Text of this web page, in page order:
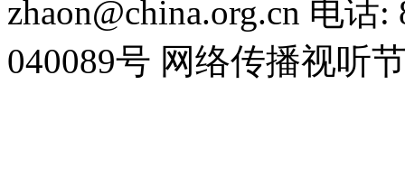
zhaon@china.org.cn 电话
040089号 网络传播视听